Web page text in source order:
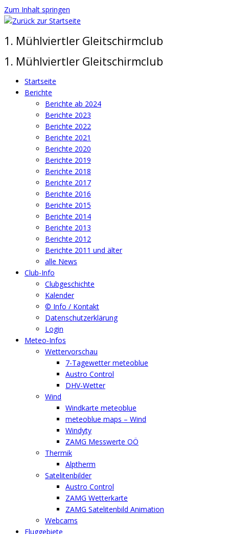
Zum Inhalt springen
1. Mühlviertler Gleitschirmclub
1. Mühlviertler Gleitschirmclub
Startseite
Berichte
Berichte ab 2024
Berichte 2023
Berichte 2022
Berichte 2021
Berichte 2020
Berichte 2019
Berichte 2018
Berichte 2017
Berichte 2016
Berichte 2015
Berichte 2014
Berichte 2013
Berichte 2012
Berichte 2011 und älter
alle News
Club-Info
Clubgeschichte
Kalender
© Info / Kontakt
Datenschutzerklärung
Login
Meteo-Infos
Wettervorschau
7-Tagewetter meteoblue
Austro Control
DHV-Wetter
Wind
Windkarte meteoblue
meteoblue maps – Wind
Windyty
ZAMG Messwerte OÖ
Thermik
Alptherm
Satelitenbilder
Austro Control
ZAMG Wetterkarte
ZAMG Satelitenbild Animation
Webcams
Fluggebiete